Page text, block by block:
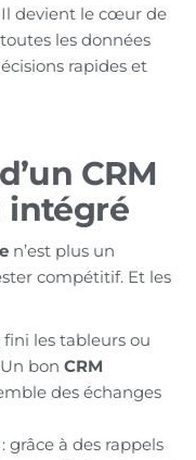
Il devient le cœur de
les données
rapides et
CRM
intégré
n’est plus un
compétitif. Et les
les tableurs ou
bon CRM
des échanges
grâce à des rappels